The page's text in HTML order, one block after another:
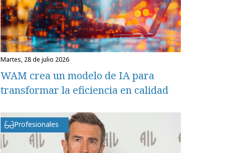
martes, 28 de julio 2026
WAM crea un modelo de IA para
transformar la eficiencia en calidad
Profesionales